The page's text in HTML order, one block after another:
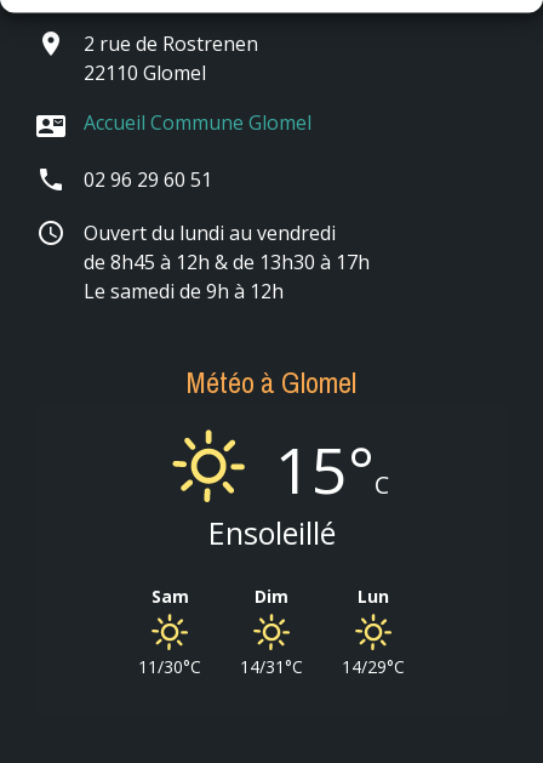
place
2 rue de Rostrenen
22110 Glomel
contact_mail Accueil Commune Glomel
phone 02 96 29 60 51
schedule
Ouvert du lundi au vendredi
de 8h45 à 12h & de 13h30 à 17h
Le samedi de 9h à 12h
Météo à Glomel
15°C
Ensoleillé
Sam
11/30°C
Dim
14/31°C
Lun
14/29°C